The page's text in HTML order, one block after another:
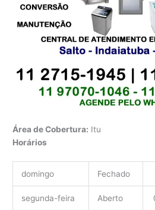
Área de Cobertura: Itu
Horários
domingo Fechado
segunda-feira Aberto